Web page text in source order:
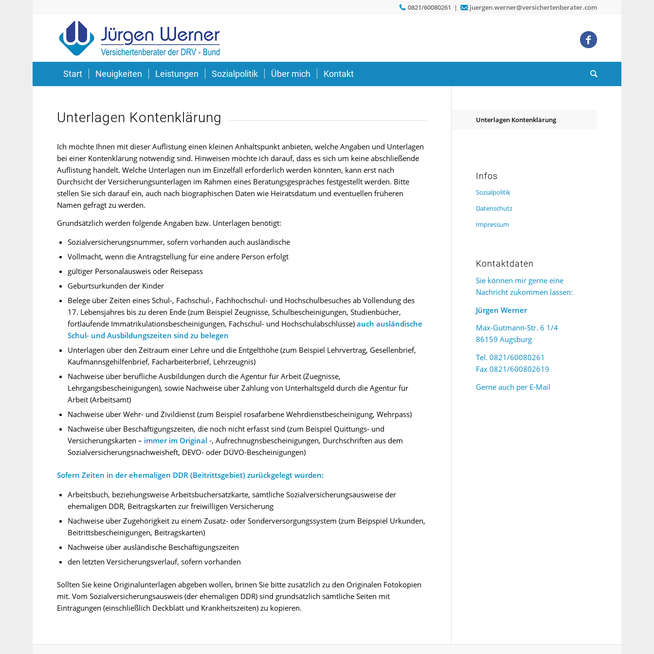
0821/60080261 | juergen.werner@versichertenberater.com
Start Neuigkeiten Leistungen Sozialpolitik Über mich Kontakt
Unterlagen Kontenklärung
Ich möchte Ihnen mit dieser Auflistung einen kleinen Anhaltspunkt anbieten, welche Angaben und Unterlagen
bei einer Kontenklärung notwendig sind. Hinweisen möchte ich darauf, dass es sich um keine abschließende
Auflistung handelt. Welche Unterlagen nun im Einzelfall erforderlich werden könnten, kann erst nach
Durchsicht der Versicherungsunterlagen im Rahmen eines Beratungsgespräches festgestellt werden. Bitte
stellen Sie sich darauf ein, auch nach biographischen Daten wie Heiratsdatum und eventuellen früheren
Namen gefragt zu werden.
Grundsätzlich werden folgende Angaben bzw. Unterlagen benötigt:
Sozialversicherungsnummer, sofern vorhanden auch ausländische
Vollmacht, wenn die Antragstellung für eine andere Person erfolgt
gültiger Personalausweis oder Reisepass
Geburtsurkunden der Kinder
Belege über Zeiten eines Schul-, Fachschul-, Fachhochschul- und Hochschulbesuches ab Vollendung des
17. Lebensjahres bis zu deren Ende (zum Beispiel Zeugnisse, Schulbescheinigungen, Studienbücher,
fortlaufende Immatrikulationsbescheinigungen, Fachschul- und Hochschulabschlüsse)auch ausländische
Schul- und Ausbildungszeiten sind zu belegen
Unterlagen über den Zeitraum einer Lehre und die Entgelthöhe (zum Beispiel Lehrvertrag, Gesellenbrief,
Kaufmannsgehilfenbrief, Facharbeiterbrief, Lehrzeugnis)
Nachweise über berufliche Ausbildungen durch die Agentur für Arbeit (Zuegnisse,
Lehrgangsbescheinigungen), sowie Nachweise über Zahlung von Unterhaltsgeld durch die Agentur für
Arbeit (Arbeitsamt)
Nachweise über Wehr- und Zivildienst (zum Beispiel rosafarbene Wehrdienstbescheinigung, Wehrpass)
Nachweise über Beschäftigungszeiten, die noch nicht erfasst sind (zum Beispiel Quittungs- und
Versicherungskarten – immer im Original -, Aufrechnugnsbescheinigungen, Durchschriften aus dem
Sozialversicherungsnachweisheft, DEVO- oder DÜVO-Bescheinigungen)
Sofern Zeiten in der ehemaligen DDR (Beitrittsgebiet) zurückgelegt wurden:
Arbeitsbuch, beziehungsweise Arbeitsbuchersatzkarte, sämtliche Sozialversicherungsausweise der
ehemaligen DDR, Beitragskarten zur freiwilligen Versicherung
Nachweise über Zugehörigkeit zu einem Zusatz- oder Sonderversorgungssystem (zum Beipspiel Urkunden,
Beitrittsbescheinigungen, Beitragskarten)
Nachweise über ausländische Beschäftigungszeiten
den letzten Versicherungsverlauf, sofern vorhanden
Sollten Sie keine Originalunterlagen abgeben wollen, brinen Sie bitte zusätzlich zu den Originalen Fotokopien
mit. Vom Sozialversicherungsausweis (der ehemaligen DDR) sind grundsätzlich sämtliche Seiten mit
Eintragungen (einschließlich Deckblatt und Krankheitszeiten) zu kopieren.
Unterlagen Kontenklärung
Infos
Sozialpolitik
Datenschutz
Impressum
Kontaktdaten
Sie können mir gerne eine
Nachricht zukommen lassen:
Jürgen Werner
Max-Gutmann-Str. 6 1/4
86159 Augsburg
Tel. 0821/60080261
Fax 0821/600802619
Gerne auch per E-Mail